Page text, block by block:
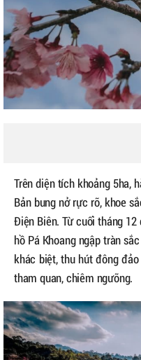
Trên diện tích khoảng 5ha,
Bản bung nở rực rỡ, khoe
Điện Biên. Từ cuối tháng
hồ Pá Khoang ngập tràn
khác biệt, thu hút đông
tham quan, chiêm ngưỡng.